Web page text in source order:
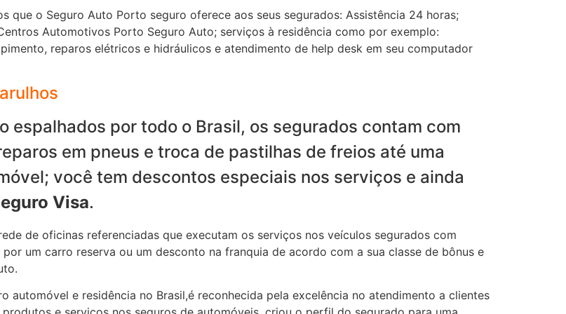
que o Seguro Auto Porto seguro oferece aos seus segurados: Assistência 24 horas;
Automotivos Porto Seguro Auto; serviços à residência como por exemplo:
reparos elétricos e hidráulicos e atendimento de help desk em seu computador
espalhados por todo o Brasil, os segurados contam com
em pneus e troca de pastilhas de freios até uma
você tem descontos especiais nos serviços e ainda
Visa.
de oficinas referenciadas que executam os serviços nos veículos segurados com
um carro reserva ou um desconto na franquia de acordo com a sua classe de bônus e
e residência no Brasil,é reconhecida pela excelência no atendimento a clientes